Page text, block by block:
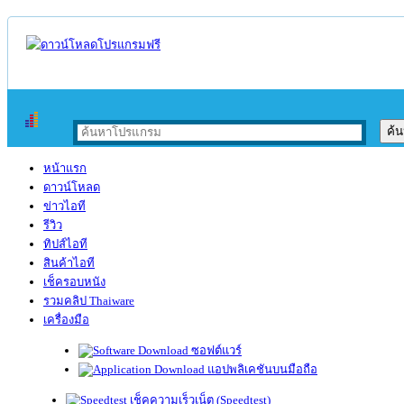
หน้าแรก
ดาวน์โหลด
ข่าวไอที
รีวิว
ทิปส์ไอที
สินค้าไอที
เช็ครอบหนัง
รวมคลิป Thaiware
เครื่องมือ
ซอฟต์แวร์
แอปพลิเคชันบนมือถือ
เช็คความเร็วเน็ต (Speedtest)